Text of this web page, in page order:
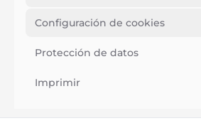
Configuración de cookies
Protección de datos
Imprimir